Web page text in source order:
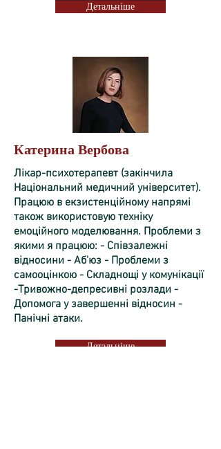
Детальніше
Катерина Вербова
Лікар-психотерапевт (закінчила
Національний медичний університет).
Працюю в екзистенційному напрямі
також використовую техніку
емоційного моделювання. Проблеми з
якими я працюю: - Співзалежні
відносини - Аб'юз - Проблеми з
самооцінкою - Складнощі у комунікації
-Тривожно-депресивні розлади -
Допомога у завершенні відносин -
Панічні атаки.
Детальніше